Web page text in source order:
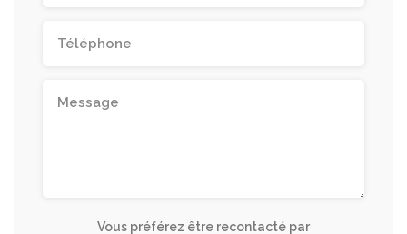
Vous préférez être recontacté par